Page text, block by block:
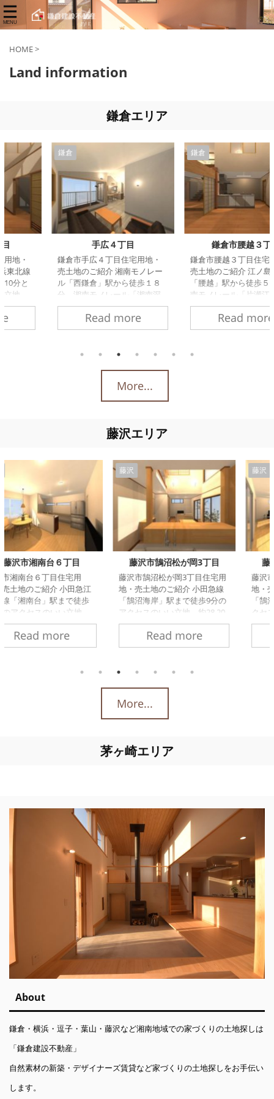
HOME>
Land information
鎌倉エリア
鎌倉
手広４丁目
鎌倉市手広４丁目住宅用地・
売土地のご紹介 湘南モノレー
ル「西鎌倉」駅から徒歩１８
分、湘南モノレール「湘南深
沢」駅から徒歩２０分。住宅
地が広がり地域の力でセキュ
リティ強化、近隣にレストラ
100円ショップがあり生活密着
間が毎日のあなたの帰りを待
っています！ 物件情報 価格：
4.7ｍ 学校区：西鎌倉小学校、
(必須) 電話番号(必須) ...
Read more
鎌倉
鎌倉市腰越３丁目
鎌倉市腰越３丁目住宅用地・
売土地のご紹介 江ノ島電鉄線
「腰越」駅から徒歩５分／湘
南モノレール「片瀬江ノ島」
から徒歩８分と駅へのアクセ
スの良い立地。腰越海岸へも
徒歩約５分、海岸からは江ノ
喫しながら過ごせます。 物件
東側・幅員約3.67～3.75ｍ学校
区：腰越小学校、腰越中学校
レス (必須) お問合せ内容（必
ご相 ...
Read more
More...
藤沢エリア
藤沢市鵠沼松が岡3丁目
藤沢市鵠沼松が岡3丁目住宅用
地・売土地のご紹介 小田急線
「鵠沼海岸」駅まで徒歩9分の
アクセスのいい立地。約28.20
坪で、開放感のあるプランニ
ングが可能です。徒歩圏内に
はスーパー、ドラッグスト
ています。 物件情報 販売価
校区：鵠沼小学校、鵠沼中学
校 お問合せ お名前 (必須) 電話
（必須） 家づくり相談会資料
Read more
藤沢
藤沢市鵠沼藤が谷3丁目
藤沢市鵠沼藤が谷3丁目住宅用
地・売土地のご紹介 江ノ電
「鵠沼」駅まで徒歩３分のア
クセスのいい立地。約６０坪
で、開放感のあるプランニン
グが可能です。徒歩20分圏内
には神奈川県立湘南海岸公園
マリンスポーツが楽しめま
（57.08坪） 接道：東側学校
区：鵠洋小学校、鵠沼中学校
電話番号(必須) 住所 (必須) メー
Read more
More...
茅ヶ崎エリア
About
鎌倉・横浜・逗子・葉山・藤沢など湘南地域での家づくりの土地探しは
「鎌倉建設不動産」
自然素材の新築・デザイナーズ賃貸など家づくりの土地探しをお手伝い
します。